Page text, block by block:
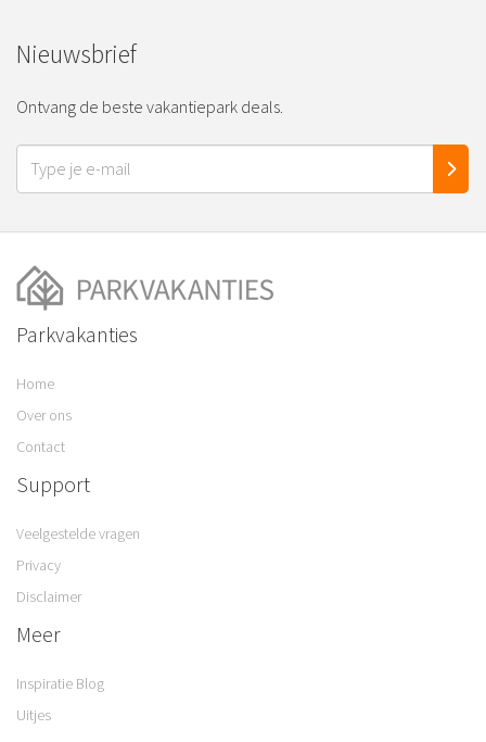
Nieuwsbrief
Ontvang de beste vakantiepark deals.
Parkvakanties
Home
Over ons
Contact
Support
Veelgestelde vragen
Privacy
Disclaimer
Meer
Inspiratie Blog
Uitjes